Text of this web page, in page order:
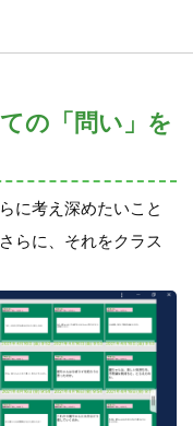
の「問い」を
に考え深めたいこと
らに、それをクラス